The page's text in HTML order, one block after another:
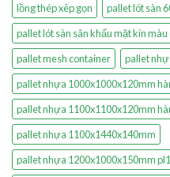
lồng thép xêp gọn
pallet lót sàn
pallet lót sàn sân khấu mặt kín màu
pallet mesh container
pallet
pallet nhựa 1000x1000x120mm
pallet nhựa 1100x1100x120mm
pallet nhựa 1100x1440x140mm
pallet nhựa 1200x1000x150mm